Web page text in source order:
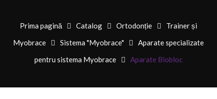
Prima pagină Catalog Ortodonție
Trainer și
Myobrace
Sistema "Myobrace"
Aparate specializate
pentru sistema Myobrace
Aparate Biobloc